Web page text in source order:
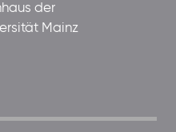
der
Mainz